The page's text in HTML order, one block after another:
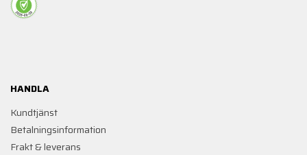
HANDLA
Kundtjänst
Betalningsinformation
Frakt & leverans